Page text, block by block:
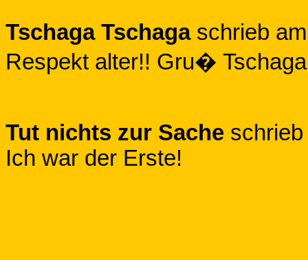
Tschaga Tschagaschrieb
Respekt alter!! Gru�
Tut nichts zur Sache
Ich war der Erste!